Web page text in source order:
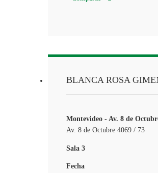
BLANCA ROSA
Montevideo - Av. 8 de
Av. 8 de Octubre 4069 / 73
Sala 3
Fecha